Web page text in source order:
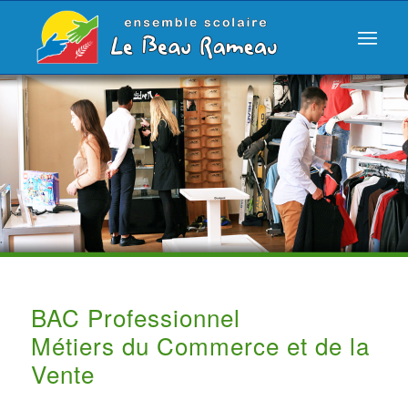
BAC Professionnel
Métiers du Commerce et de la
Vente